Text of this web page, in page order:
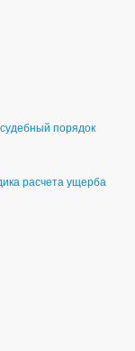
порядок
расчета ущерба